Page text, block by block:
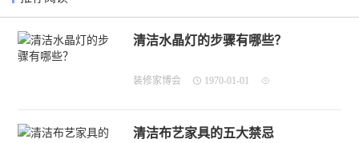
清洁水晶灯的步骤有哪些？
装修家博会 1970-01-01
清洁布艺家具的五大禁忌